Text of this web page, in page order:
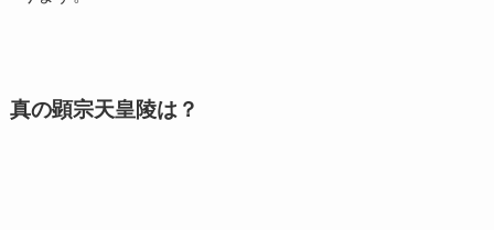
真の顕宗天皇陵は？